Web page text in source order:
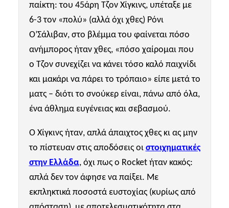
παίκτη: του 45άρη Τζον Χίγκινς, υπέταξε με
6-3 τον «πολύ» (αλλά όχι χθες) Ρόνι
Ο’Σάλιβαν, στο βλέμμα του φαίνεται πόσο
ανήμπορος ήταν χθες, «πόσο χαίρομαι που
ο Τζον συνεχίζει να κάνει τόσο καλό παιχνίδι
και μακάρι να πάρει το τρόπαιο» είπε μετά το
ματς – διότι το σνούκερ είναι, πάνω από όλα,
ένα άθλημα ευγένειας και σεβασμού.
Ο Χίγκινς ήταν, απλά άπαιχτος χθες κι ας μην
το πίστευαν στις αποδόσεις οι στοιχηματικές
στην Ελλάδα, όχι πως ο Rocketήταν κακός:
απλά δεν τον άφησε να παίξει. Με
εκπληκτικά ποσοστά ευστοχίας (κυρίως από